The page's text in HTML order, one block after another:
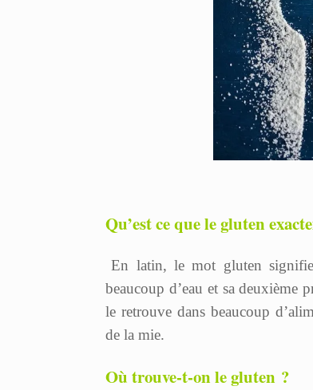
Qu’est ce que le gluten
En latin, le mot gluten
beaucoup d’eau et sa deuxième
le retrouve dans beaucoup
de la mie.
Où trouve-t-on le gluten ?